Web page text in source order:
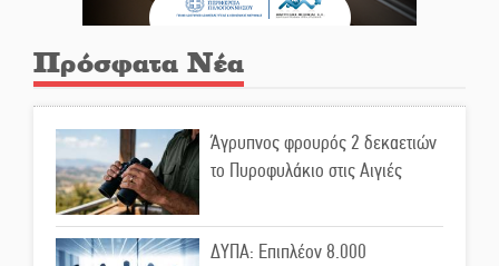
Πρόσφατα Νέα
Άγρυπνος φρουρός 2 δεκαετιών
το Πυροφυλάκιο στις Αιγιές
ΔΥΠΑ: Επιπλέον 8.000